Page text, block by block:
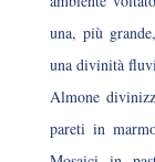
una, più
una divinità
Almone
pareti in